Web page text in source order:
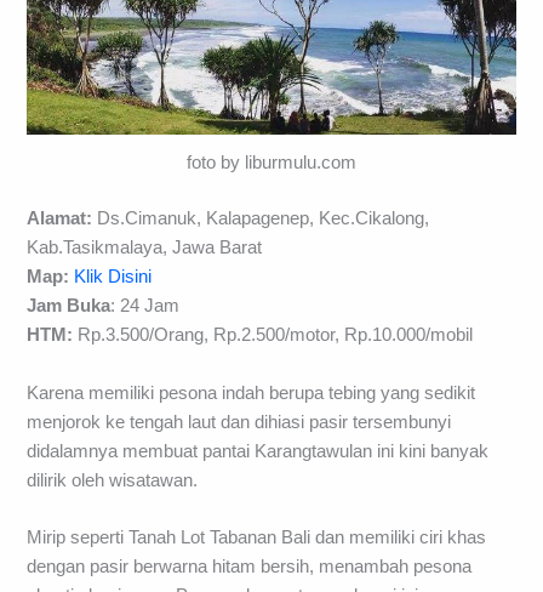
foto by liburmulu.com
Alamat: Ds.Cimanuk, Kalapagenep, Kec.Cikalong,
Kab.Tasikmalaya, Jawa Barat
Map: Klik Disini
Jam Buka: 24 Jam
HTM: Rp.3.500/Orang, Rp.2.500/motor, Rp.10.000/mobil
Karena memiliki pesona indah berupa tebing yang sedikit
menjorok ke tengah laut dan dihiasi pasir tersembunyi
didalamnya membuat pantai Karangtawulan ini kini banyak
dilirik oleh wisatawan.
Mirip seperti Tanah Lot Tabanan Bali dan memiliki ciri khas
dengan pasir berwarna hitam bersih, menambah pesona